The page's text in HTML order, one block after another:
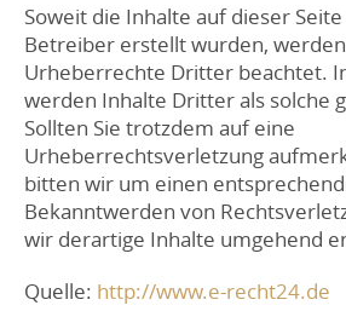
Soweit die Inhalte auf dieser
Betreiber erstellt wurden,
Urheberrechte Dritter beachtet.
werden Inhalte Dritter als solche
Sollten Sie trotzdem auf eine
Urheberrechtsverletzung
bitten wir um einen
Bekanntwerden von
wir derartige Inhalte umgehend
Quelle: http://www.e-recht24.de